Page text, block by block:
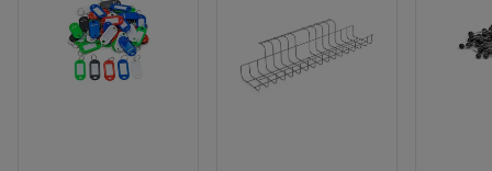
NAPOMENA: Prije dodavanja dodatne jedinice potrebna je
osnovna jedinica.
Boja polica: Hrast
Materijal police:
Specifikacija materijala
Kronospan - 8431 SU
Boja stupa :